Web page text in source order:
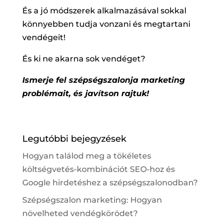
És a jó módszerek alkalmazásával sokkal
könnyebben tudja vonzani és megtartani
vendégeit!
És ki ne akarna sok vendéget?
Ismerje fel szépségszalonja marketing
problémait, és javítson rajtuk!
Legutóbbi bejegyzések
Hogyan találod meg a tökéletes
költségvetés-kombinációt SEO-hoz és
Google hirdetéshez a szépségszalonodban?
Szépségszalon marketing: Hogyan
növelheted vendégkörödet?